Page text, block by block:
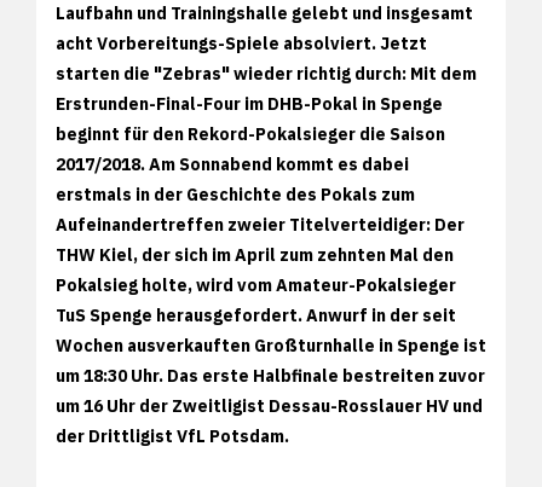
Laufbahn und Trainingshalle gelebt und insgesamt
acht Vorbereitungs-Spiele absolviert. Jetzt
starten die "Zebras" wieder richtig durch: Mit dem
Erstrunden-Final-Four im DHB-Pokal in Spenge
beginnt für den Rekord-Pokalsieger die Saison
2017/2018. Am Sonnabend kommt es dabei
erstmals in der Geschichte des Pokals zum
Aufeinandertreffen zweier Titelverteidiger: Der
THW Kiel, der sich im April zum zehnten Mal den
Pokalsieg holte, wird vom Amateur-Pokalsieger
TuS Spenge herausgefordert. Anwurf in der seit
Wochen ausverkauften Großturnhalle in Spenge ist
um 18:30 Uhr. Das erste Halbfinale bestreiten zuvor
um 16 Uhr der Zweitligist Dessau-Rosslauer HV und
der Drittligist VfL Potsdam.